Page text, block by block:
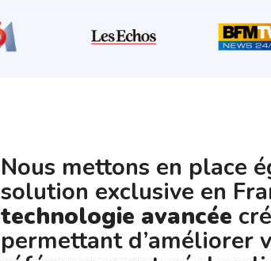
Nous mettons en place
solution exclusive en
technologie avancée
permettant d’améliorer